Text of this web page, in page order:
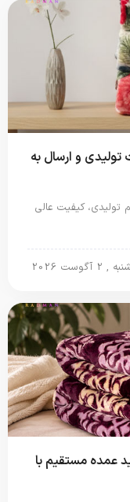
و ارسال به
تولیدی، کیفیت عالی
2 آگوست 2026
عمده مستقیم با